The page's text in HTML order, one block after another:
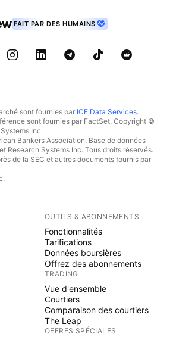
FAIT PAR DES HUMAINS
sont fournies par ICE Data Services.
sont fournies par FactSet. Copyright ©
Inc.
Bankers Association. Base de données
Research Systems Inc. Tous droits réservés.
de la SEC et autres documents fournis par
OUTILS & ABONNEMENTS
Fonctionnalités
Tarifications
Données boursières
Offrez des abonnements
TRADING
Vue d'ensemble
Courtiers
Comparaison des courtiers
The Leap
OFFRES SPÉCIALES